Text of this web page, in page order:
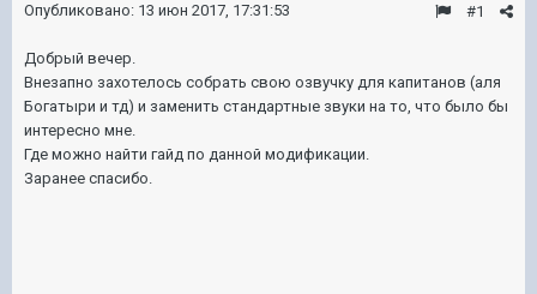
#1
Опубликовано: 13 июн 2017, 17:31:53
Добрый вечер.
Внезапно захотелось собрать свою озвучку для капитанов (аля
Богатыри и тд) и заменить стандартные звуки на то, что было бы
интересно мне.
Где можно найти гайд по данной модификации.
Заранее спасибо.